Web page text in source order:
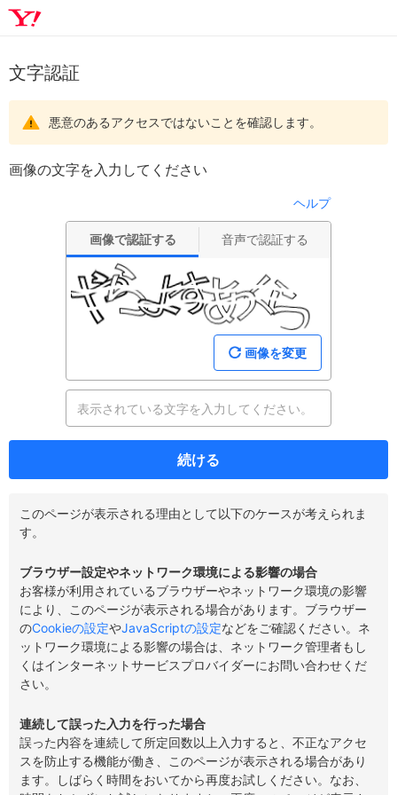
文字認証
悪意のあるアクセスではないことを確認します。
画像の文字を入力してください
ヘルプ
画像で認証する 音声で認証する
画像を変更
続ける
このページが表示される理由として以下のケースが考えられま
す。
ブラウザー設定やネットワーク環境による影響の場合
お客様が利用されているブラウザーやネットワーク環境の影響
により、このページが表示される場合があります。ブラウザー
のCookieの設定やJavaScriptの設定などをご確認ください。ネ
ットワーク環境による影響の場合は、ネットワーク管理者もし
くはインターネットサービスプロバイダーにお問い合わせくだ
さい。
連続して誤った入力を行った場合
誤った内容を連続して所定回数以上入力すると、不正なアクセ
スを防止する機能が働き、このページが表示される場合があり
ます。しばらく時間をおいてから再度お試しください。なお、